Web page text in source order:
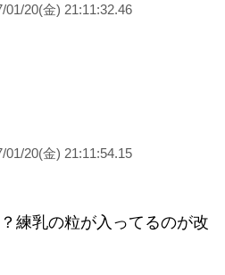
01/20(金) 21:11:32.46
01/20(金) 21:11:54.15
練乳の粒が入ってるのが改